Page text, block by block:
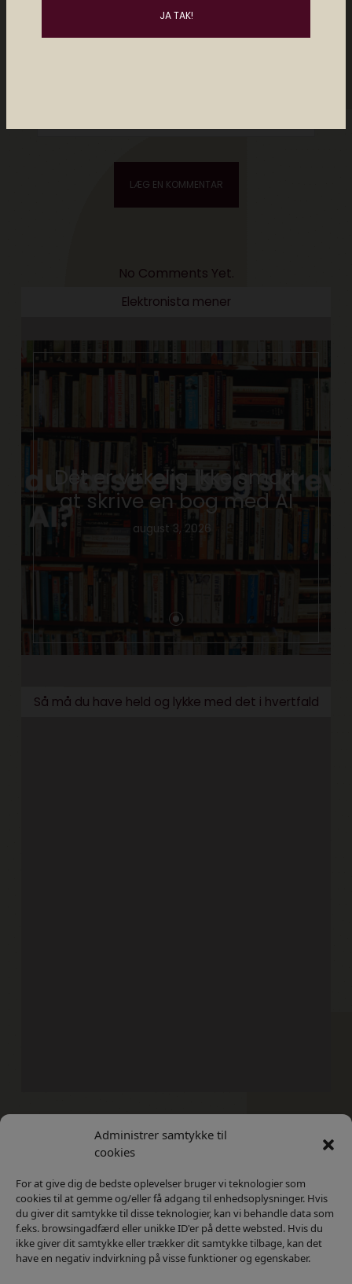
Administrer samtykke til
cookies
For at give dig de bedste oplevelser bruger vi teknologier som
cookies til at gemme og/eller få adgang til enhedsoplysninger. Hvis
du giver dit samtykke til disse teknologier, kan vi behandle data som
f.eks. browsingadfærd eller unikke ID'er på dette websted. Hvis du
ikke giver dit samtykke eller trækker dit samtykke tilbage, kan det
have en negativ indvirkning på visse funktioner og egenskaber.
Please enter an answer in digits:
No Comments Yet.
Elektronista mener
Det er virkelig ikke smart
at skrive en bog med AI
august 3, 2026
Så må du have held og lykke med det i hvertfald
Kontakt